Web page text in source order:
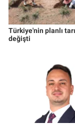
Türkiye'nin planlı
değişti